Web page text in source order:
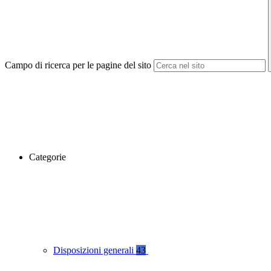
Campo di ricerca per le pagine del sito
Categorie
Disposizioni generali 43